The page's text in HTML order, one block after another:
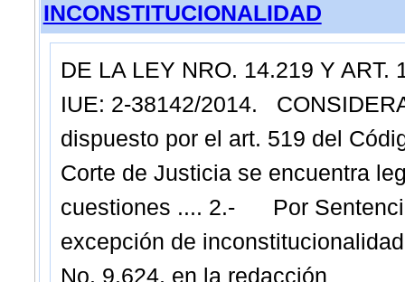
INCONSTITUCIONALIDAD
DE LA LEY NRO. 14.219 Y ART.
IUE: 2-38142/2014.
dispuesto por el art. 519 del
Corte de Justicia se encuentra
cuestiones .... 2.- Por
excepción de
No. 9.624, en la redacción